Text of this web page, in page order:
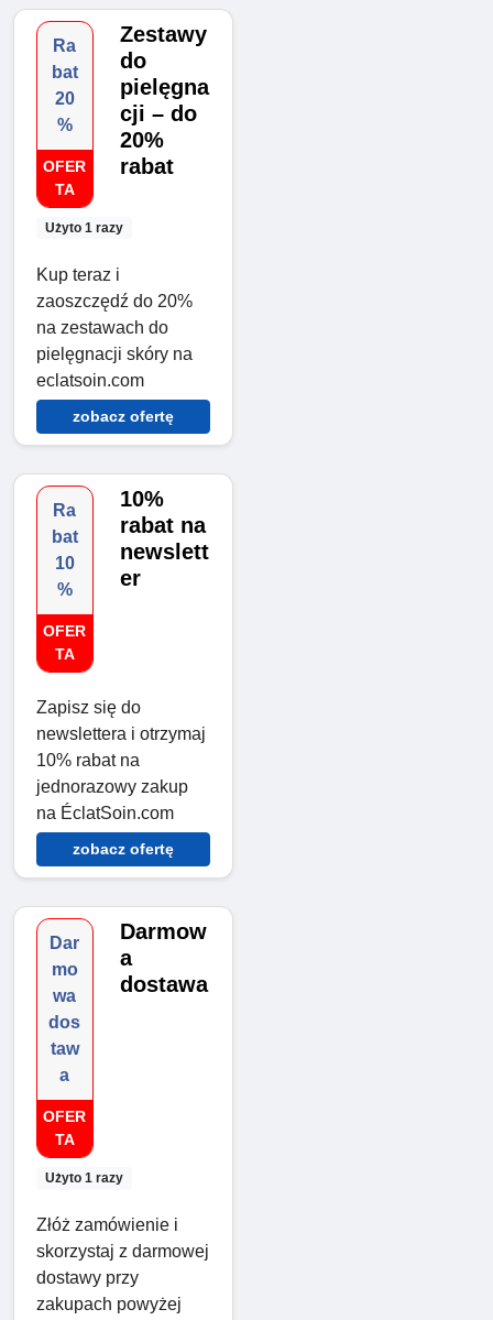
Ra
bat
20
%
OFER
TA
Użyto 1 razy
Zestawy
do
pielęgna
cji – do
20%
rabat
Kup teraz i
zaoszczędź do 20%
na zestawach do
pielęgnacji skóry na
eclatsoin.com
zobacz ofertę
Ra
bat
10
%
OFER
TA
10%
rabat na
newslett
er
Zapisz się do
newslettera i otrzymaj
10% rabat na
jednorazowy zakup
na ÉclatSoin.com
zobacz ofertę
Dar
mo
wa
dos
taw
a
OFER
TA
Użyto 1 razy
Darmow
a
dostawa
Złóż zamówienie i
skorzystaj z darmowej
dostawy przy
zakupach powyżej